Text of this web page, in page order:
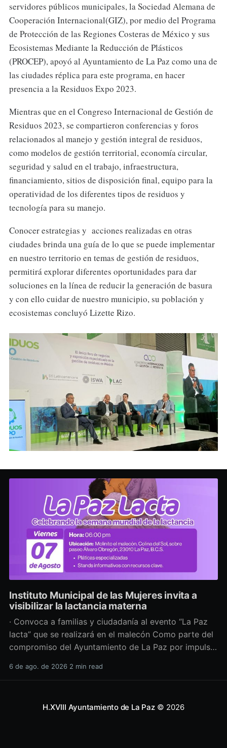
servidores públicos municipales, la Sociedad Alemana de
Cooperación Internacional(GIZ), por medio del Programa
de Protección de las Regiones Costeras de México y sus
Ecosistemas Mediante la Reducción de Plásticos
(PROCEP), apoyó al Ayuntamiento de La Paz como una de
las ciudades réplica para este programa, en hacer
presencia a la Residuos Expo 2023.
Mientras que en el Congreso Internacional de Gestión de
Residuos 2023, se compartieron conferencias y foros
relacionados al manejo y gestión integral de residuos,
como modelos de gestión territorial, economía circular,
seguridad y salud en el trabajo, infraestructura,
financiamiento, sitios de disposición final, equipo para la
operatividad de los diferentes tipos de residuos y
tecnología para su manejo.
Conocer estrategias y acciones realizadas en otras
ciudades brinda una guía de lo que se puede implementar
en nuestro territorio en temas de gestión de residuos,
permitirá explorar diferentes oportunidades para dar
soluciones en la línea de reducir la generación de basura
y con ello cuidar de nuestro municipio, su población y
ecosistemas concluyó Lizette Rizo.
Instituto Municipal de las Mujeres invita a
visibilizar la lactancia materna
· Convoca a familias y ciudadanía al evento “La Paz
lacta” que se realizará en el malecón Como parte del
compromiso del Ayuntamiento de La Paz por impulsar
salud y los derechos de las mujeres, así como generar
6 de ago. de 2026 2 min read
H.XVIII Ayuntamiento de La Paz© 2026